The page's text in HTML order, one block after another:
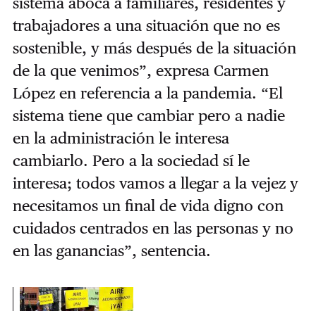
trabajadores a una situación que no es
sostenible, y más después de la situación
de la que venimos”, expresa Carmen
López en referencia a la pandemia. “El
sistema tiene que cambiar pero a nadie
en la administración le interesa
cambiarlo. Pero a la sociedad sí le
interesa; todos vamos a llegar a la vejez y
necesitamos un final de vida digno con
cuidados centrados en las personas y no
en las ganancias”, sentencia.